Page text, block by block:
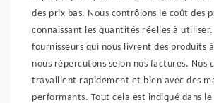
des prix bas. Nous contrôlons le coût des
connaissant les quantités réelles à utiliser.
fournisseurs qui nous livrent des produits
nous répercutons selon nos factures. Nos
travaillent rapidement et bien avec des
performants. Tout cela est indiqué dans le